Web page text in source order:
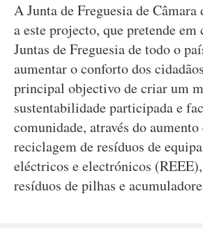
A Junta de Freguesia de
a este projecto, que pretende
Juntas de Freguesia de todo o
aumentar o conforto dos
principal objectivo de criar um
sustentabilidade participada e
comunidade, através do
reciclagem de resíduos de
eléctricos e electrónicos
resíduos de pilhas e